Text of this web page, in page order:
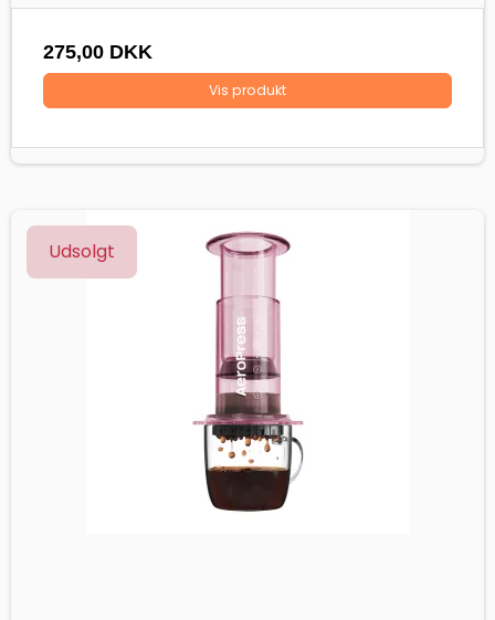
275,00 DKK
Vis produkt
Udsolgt